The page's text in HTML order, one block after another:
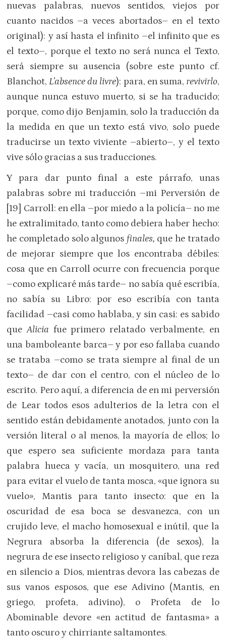
nuevas palabras, nuevos sentidos, viejos por
cuanto nacidos –a veces abortados– en el texto
original): y así hasta el infinito –el infinito que es
el texto–, porque el texto no será nunca el Texto,
será siempre su ausencia (sobre este punto cf.
Blanchot,L’absence du livre): para, en suma, revivirlo,
aunque nunca estuvo muerto, si se ha traducido;
porque, como dijo Benjamin, solo la traducción da
la medida en que un texto está vivo, solo puede
traducirse un texto viviente –abierto–, y el texto
vive sólo gracias a sus traducciones.
Y para dar punto final a este párrafo, unas
palabras sobre mi traducción –mi Perversión de
[19] Carroll: en ella –por miedo a la policía– no me
he extralimitado, tanto como debiera haber hecho:
he completado solo algunos finales, que he tratado
de mejorar siempre que los encontraba débiles:
cosa que en Carroll ocurre con frecuencia porque
–como explicaré más tarde– no sabía qué escribía,
no sabía su Libro: por eso escribía con tanta
facilidad –casi como hablaba, y sin casi: es sabido
queAlicia fue primero relatado verbalmente, en
una bamboleante barca– y por eso fallaba cuando
se trataba –como se trata siempre al final de un
texto– de dar con el centro, con el núcleo de lo
escrito. Pero aquí, a diferencia de en mi perversión
de Lear todos esos adulterios de la letra con el
sentido están debidamente anotados, junto con la
versión literal o al menos, la mayoría de ellos; lo
que espero sea suficiente mordaza para tanta
palabra hueca y vacía, un mosquitero, una red
para evitar el vuelo de tanta mosca, «que ignora su
vuelo», Mantis para tanto insecto: que en la
oscuridad de esa boca se desvanezca, con un
crujido leve, el macho homosexual e inútil, que la
Negrura absorba la diferencia (de sexos), la
negrura de ese insecto religioso y caníbal, que reza
en silencio a Dios, mientras devora las cabezas de
sus vanos esposos, que ese Adivino (Mantis, en
griego, profeta, adivino), o Profeta de lo
Abominable devore «en actitud de fantasma» a
tanto oscuro y chirriante saltamontes.